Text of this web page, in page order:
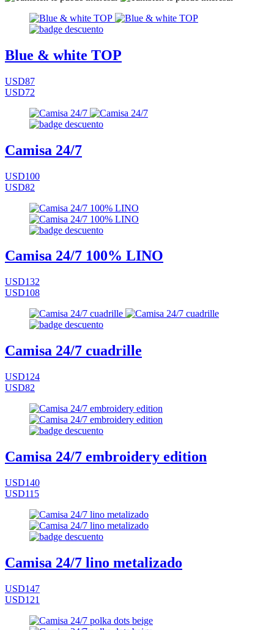
Blue & white TOP
USD87
USD72
Camisa 24/7
USD100
USD82
Camisa 24/7 100% LINO
USD132
USD108
Camisa 24/7 cuadrille
USD124
USD82
Camisa 24/7 embroidery edition
USD140
USD115
Camisa 24/7 lino metalizado
USD147
USD121